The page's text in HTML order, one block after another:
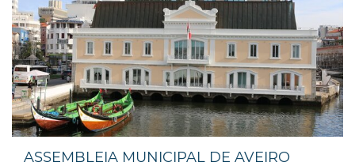
ASSEMBLEIA MUNICIPAL DE AVEIRO